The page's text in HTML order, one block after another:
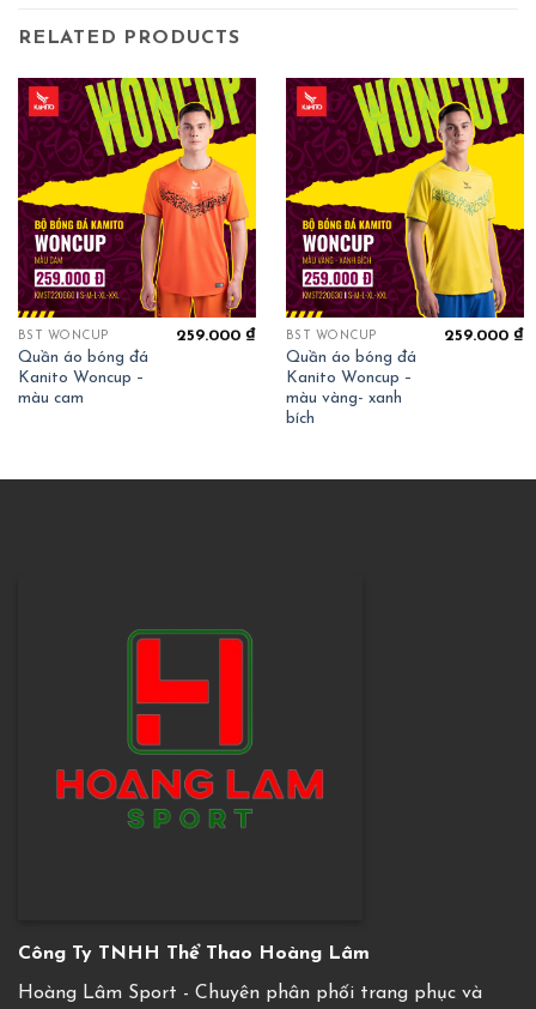
RELATED PRODUCTS
BST WONCUP
Quần áo bóng đá
Kanito Woncup –
màu cam
259.000₫ BST WONCUP
Quần áo bóng đá
Kanito Woncup –
màu vàng- xanh
bích
259.000₫
Công Ty TNHH Thể Thao Hoàng Lâm
Hoàng Lâm Sport - Chuyên phân phối trang phục và